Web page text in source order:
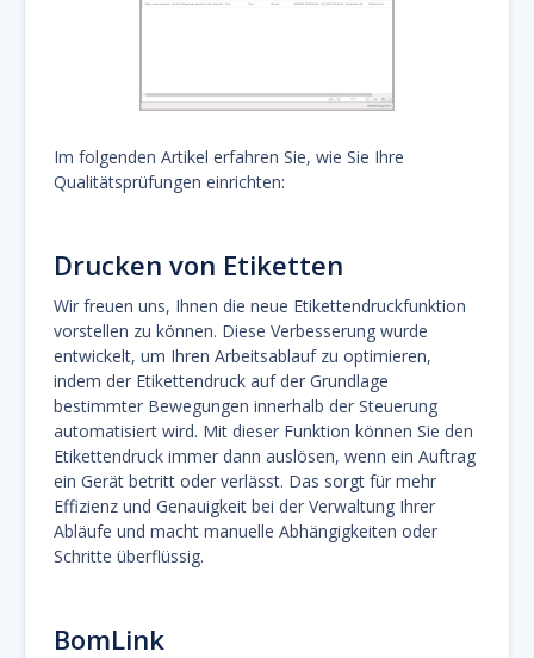
Im folgenden Artikel erfahren Sie, wie Sie Ihre
Qualitätsprüfungen einrichten:
Drucken von Etiketten
Wir freuen uns, Ihnen die neue Etikettendruckfunktion
vorstellen zu können. Diese Verbesserung wurde
entwickelt, um Ihren Arbeitsablauf zu optimieren,
indem der Etikettendruck auf der Grundlage
bestimmter Bewegungen innerhalb der Steuerung
automatisiert wird. Mit dieser Funktion können Sie den
Etikettendruck immer dann auslösen, wenn ein Auftrag
ein Gerät betritt oder verlässt. Das sorgt für mehr
Effizienz und Genauigkeit bei der Verwaltung Ihrer
Abläufe und macht manuelle Abhängigkeiten oder
Schritte überflüssig.
BomLink